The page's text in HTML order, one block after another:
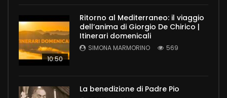
10:50
Ritorno al Mediterraneo: il viaggio
dell’anima di Giorgio De Chirico |
Itinerari domenicali
SIMONA MARMORINO 569
La benedizione di Padre Pio